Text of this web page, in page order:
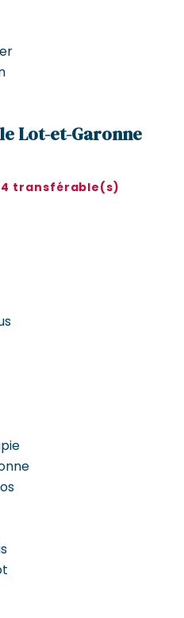
Lot-et-Garonne
4 transférable(s)